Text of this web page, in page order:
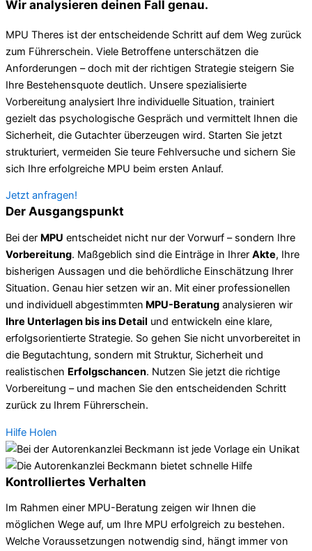
Wir analysieren deinen Fall genau.
MPU Theres ist der entscheidende Schritt auf dem Weg zurück
zum Führerschein. Viele Betroffene unterschätzen die
Anforderungen – doch mit der richtigen Strategie steigern Sie
Ihre Bestehensquote deutlich. Unsere spezialisierte
Vorbereitung analysiert Ihre individuelle Situation, trainiert
gezielt das psychologische Gespräch und vermittelt Ihnen die
Sicherheit, die Gutachter überzeugen wird. Starten Sie jetzt
strukturiert, vermeiden Sie teure Fehlversuche und sichern Sie
sich Ihre erfolgreiche MPU beim ersten Anlauf.
Jetzt anfragen!
Der Ausgangspunkt
Bei der MPU entscheidet nicht nur der Vorwurf – sondern Ihre
Vorbereitung. Maßgeblich sind die Einträge in Ihrer Akte, Ihre
bisherigen Aussagen und die behördliche Einschätzung Ihrer
Situation. Genau hier setzen wir an. Mit einer professionellen
und individuell abgestimmten MPU-Beratung analysieren wir
Ihre Unterlagen bis ins Detail und entwickeln eine klare,
erfolgsorientierte Strategie. So gehen Sie nicht unvorbereitet in
die Begutachtung, sondern mit Struktur, Sicherheit und
realistischen Erfolgschancen. Nutzen Sie jetzt die richtige
Vorbereitung – und machen Sie den entscheidenden Schritt
zurück zu Ihrem Führerschein.
Hilfe Holen
Kontrolliertes Verhalten
Im Rahmen einer MPU-Beratung zeigen wir Ihnen die
möglichen Wege auf, um Ihre MPU erfolgreich zu bestehen.
Welche Voraussetzungen notwendig sind, hängt immer von